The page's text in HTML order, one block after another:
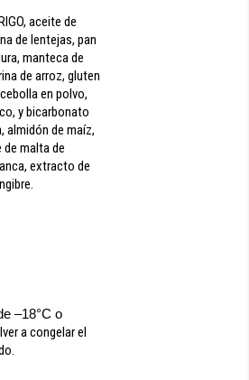
aceite de
de lentejas, pan
manteca de
de arroz, gluten
en polvo,
y bicarbonato
almidón de maíz,
de malta de
extracto de
–18°C o
a congelar el